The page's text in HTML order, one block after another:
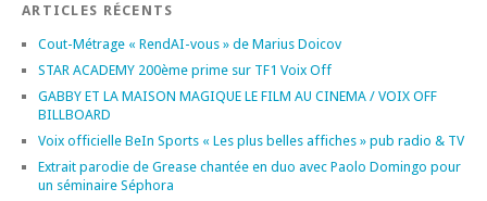
ARTICLES RÉCENTS
Cout-Métrage « RendAI-vous » de Marius Doicov
STAR ACADEMY 200ème prime sur TF1 Voix Off
GABBY ET LA MAISON MAGIQUE LE FILM AU CINEMA / VOIX OFF
BILLBOARD
Voix officielle BeIn Sports « Les plus belles affiches » pub radio & TV
Extrait parodie de Grease chantée en duo avec Paolo Domingo pour
un séminaire Séphora